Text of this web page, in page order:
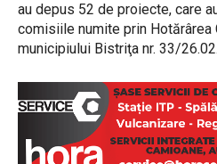
au depus 52 de proiecte, care
comisiile numite prin Hotărârea
municipiului Bistriţa nr. 33/